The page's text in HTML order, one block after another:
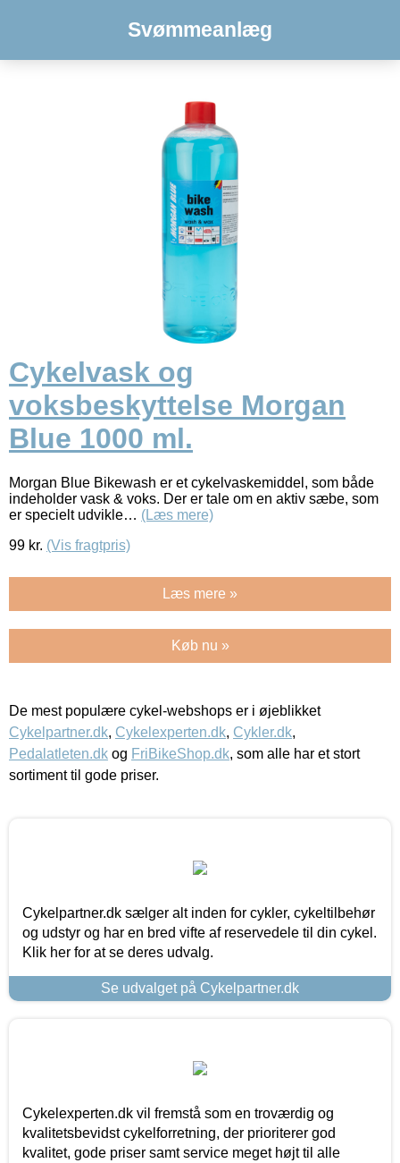
Svømmeanlæg
Cykelvask og
voksbeskyttelse Morgan
Blue 1000 ml.
Morgan Blue Bikewash er et cykelvaskemiddel, som både
indeholder vask & voks. Der er tale om en aktiv sæbe, som
er specielt udvikle… (Læs mere)
99 kr. (Vis fragtpris)
Læs mere »
Køb nu »
De mest populære cykel-webshops er i øjeblikket
Cykelpartner.dk, Cykelexperten.dk, Cykler.dk,
Pedalatleten.dk og FriBikeShop.dk, som alle har et stort
sortiment til gode priser.
Cykelpartner.dk sælger alt inden for cykler, cykeltilbehør
og udstyr og har en bred vifte af reservedele til din cykel.
Klik her for at se deres udvalg.
Se udvalget på Cykelpartner.dk
Cykelexperten.dk vil fremstå som en troværdig og
kvalitetsbevidst cykelforretning, der prioriterer god
kvalitet, gode priser samt service meget højt til alle